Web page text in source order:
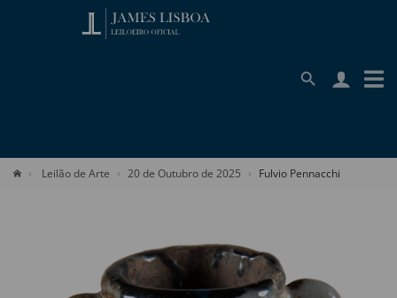
Leilão de Arte 20 de Outubro de 2025 Fulvio Pennacchi